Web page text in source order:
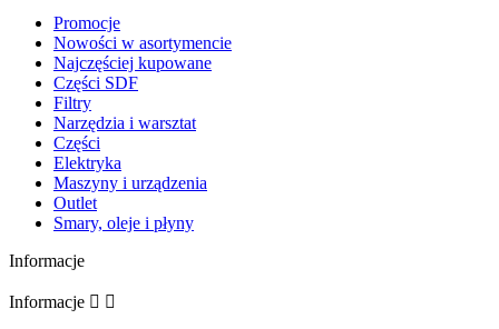
Promocje
Nowości w asortymencie
Najczęściej kupowane
Części SDF
Filtry
Narzędzia i warsztat
Części
Elektryka
Maszyny i urządzenia
Outlet
Smary, oleje i płyny
Informacje
Informacje  